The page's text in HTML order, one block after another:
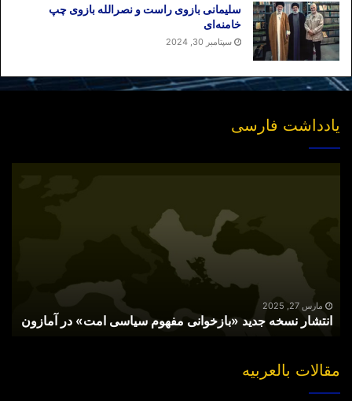
سلیمانی بازوی راست و نصرالله بازوی چپ
خامنه‌ای
سپتامبر 30, 2024
یادداشت فارسی
آمازونمارس 27, 2025
انتشار نسخه جدید «بازخوانی مفهوم سیاسی امت» در آمازون
مقالات بالعربیه